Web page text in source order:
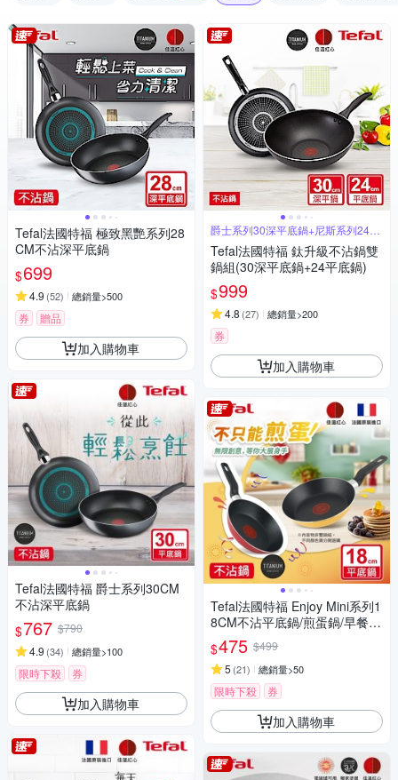
Tefal法國特福 極致黑艷系列28
CM不沾深平底鍋
$699
4.9 (52) 總銷量>500
券 贈品
加入購物車
Tefal法國特福 爵士系列30CM
不沾深平底鍋
$767 $790
4.9 (34) 總銷量>100
限時下殺 券
加入購物車
爵士系列30深平底鍋+尼斯系列24平
底鍋
Tefal法國特福 鈦升級不沾鍋雙
鍋組(30深平底鍋+24平底鍋)
$999
4.8 (27) 總銷量>200
券
加入購物車
Tefal法國特福 Enjoy Mini系列1
8CM不沾平底鍋/煎蛋鍋/早餐鍋
(兩色可選)
$475 $499
5 (21) 總銷量>50
限時下殺 券
加入購物車